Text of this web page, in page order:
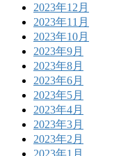
2023年12月
2023年11月
2023年10月
2023年9月
2023年8月
2023年6月
2023年5月
2023年4月
2023年3月
2023年2月